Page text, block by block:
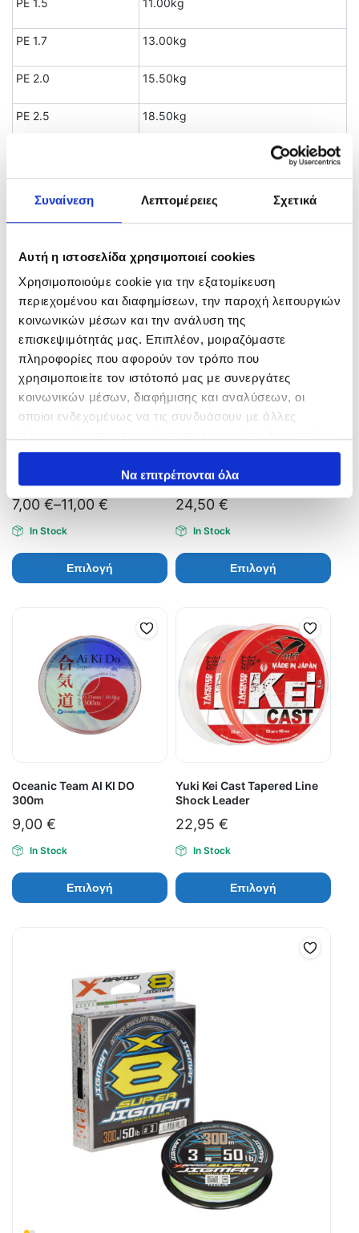
Συναίνεση Λεπτομέρειες Σχετικά
Αυτή η ιστοσελίδα χρησιμοποιεί cookies
Χρησιμοποιούμε cookie για την εξατομίκευση
περιεχομένου και διαφημίσεων, την παροχή λειτουργιών
κοινωνικών μέσων και την ανάλυση της
επισκεψιμότητάς μας. Επιπλέον, μοιραζόμαστε
πληροφορίες που αφορούν τον τρόπο που
χρησιμοποιείτε τον ιστότοπό μας με συνεργάτες
κοινωνικών μέσων, διαφήμισης και αναλύσεων, οι
οποίοι ενδεχομένως να τις συνδυάσουν με άλλες
έχουν συλλέξει σε σχέση με την από μέρους σας χρήση
των υπηρεσιών τους.Να επιτρέπονται όλα
PE 1.5 11.00kg
PE 1.7 13.00kg
PE 2.0 15.50kg
PE 2.5 18.50kg
Related products
250m
7,00 €–11,00 €
In Stock
Επιλογή
Leader
24,50 €
In Stock
Επιλογή
Oceanic Team AI KI DO
300m
9,00 €
In Stock
Επιλογή
Yuki Kei Cast Tapered Line
Shock Leader
22,95 €
In Stock
Επιλογή